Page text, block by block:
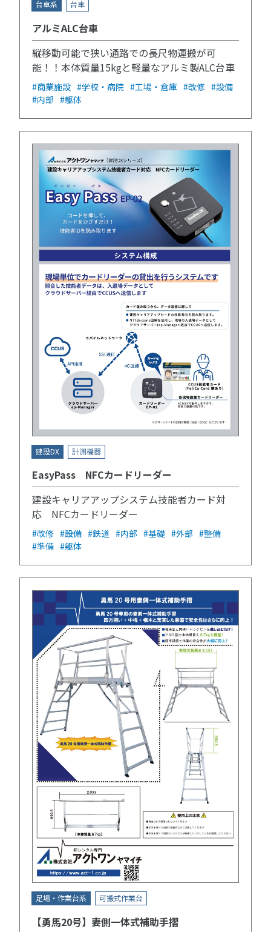
台車系 台車
アルミALC台車
縦移動可能で狭い通路での長尺物運搬が可
能！！本体質量15kgと軽量なアルミ製ALC台車
#商業施設 #学校・病院 #工場・倉庫 #改修 #設備
#内部 #躯体
建設DX 計測機器
EasyPass NFCカードリーダー
建設キャリアアップシステム技能者カード対
応 NFCカードリーダー
#改修 #設備 #鉄道 #内部 #基礎 #外部 #整備
#準備 #躯体
足場・作業台系 可搬式作業台
【勇馬20号】妻側一体式補助手摺